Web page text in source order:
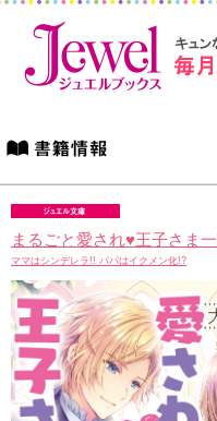
まるごと愛され♥王子さま
ママはシンデレラ!! パパはイクメン化!?